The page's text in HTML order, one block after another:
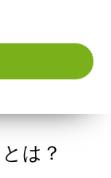
は？